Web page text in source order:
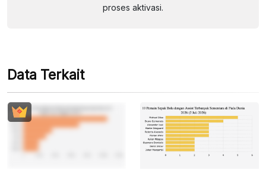
proses aktivasi.
Data Terkait